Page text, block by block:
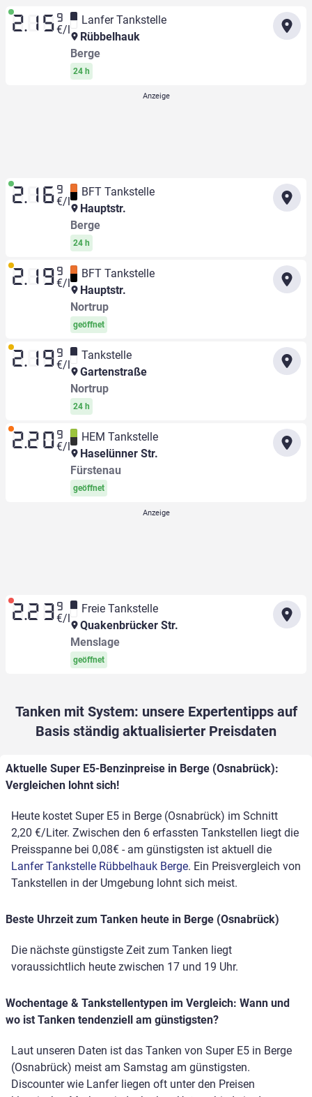
2.15 9
€/l
Lanfer Tankstelle
Rübbelhauk
Berge
24 h
2.16 9
€/l
BFT Tankstelle
Hauptstr.
Berge
24 h
2.19 9
€/l
BFT Tankstelle
Hauptstr.
Nortrup
geöffnet
2.19 9
€/l
Tankstelle
Gartenstraße
Nortrup
24 h
2.20 9
€/l
HEM Tankstelle
Haselünner Str.
Fürstenau
geöffnet
2.23 9
€/l
Freie Tankstelle
Quakenbrücker Str.
Menslage
geöffnet
Tanken mit System: unsere Expertentipps auf
Basis ständig aktualisierter Preisdaten
Aktuelle Super E5-Benzinpreise in Berge (Osnabrück):
Vergleichen lohnt sich!
Heute kostet Super E5 in Berge (Osnabrück) im Schnitt
2,20 €/Liter. Zwischen den 6 erfassten Tankstellen liegt die
Preisspanne bei 0,08€ - am günstigsten ist aktuell die
Lanfer Tankstelle Rübbelhauk Berge. Ein Preisvergleich von
Tankstellen in der Umgebung lohnt sich meist.
Beste Uhrzeit zum Tanken heute in Berge (Osnabrück)
Die nächste günstigste Zeit zum Tanken liegt
voraussichtlich heute zwischen 17 und 19 Uhr.
Wochentage & Tankstellentypen im Vergleich: Wann und
wo ist Tanken tendenziell am günstigsten?
Laut unseren Daten ist das Tanken von Super E5 in Berge
(Osnabrück) meist am Samstag am günstigsten.
Discounter wie Lanfer liegen oft unter den Preisen